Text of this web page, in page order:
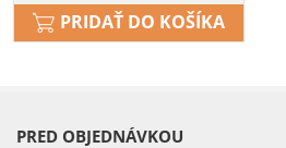
PRIDAŤ DO KOŠÍKA
PRED OBJEDNÁVKOU